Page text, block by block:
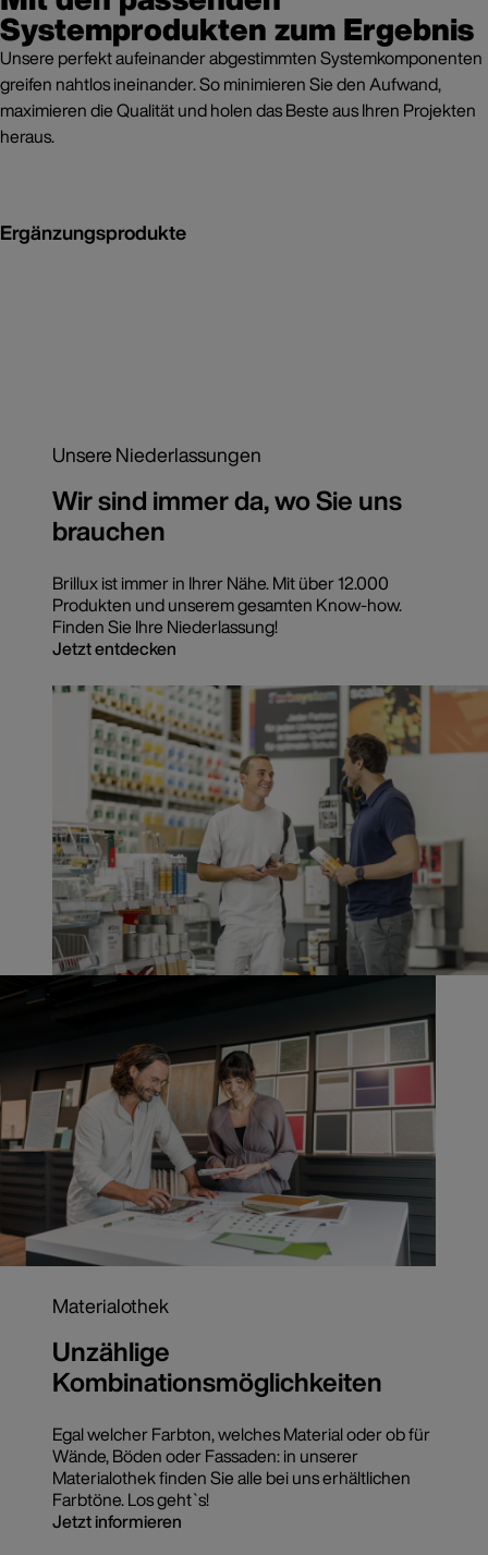
Systemprodukten zum Ergebnis
Unsere perfekt aufeinander abgestimmten Systemkomponenten
greifen nahtlos ineinander. So minimieren Sie den Aufwand,
maximieren die Qualität und holen das Beste aus Ihren Projekten
heraus.
Ergänzungsprodukte
Unsere Niederlassungen
Wir sind immer da, wo Sie uns
brauchen
Brillux ist immer in Ihrer Nähe. Mit über 12.000
Produkten und unserem gesamten Know-how.
Finden Sie Ihre Niederlassung!
Jetzt entdecken
Materialothek
Unzählige
Kombinationsmöglichkeiten
Egal welcher Farbton, welches Material oder ob für
Wände, Böden oder Fassaden: in unserer
Materialothek finden Sie alle bei uns erhältlichen
Farbtöne. Los geht`s!
Jetzt informieren